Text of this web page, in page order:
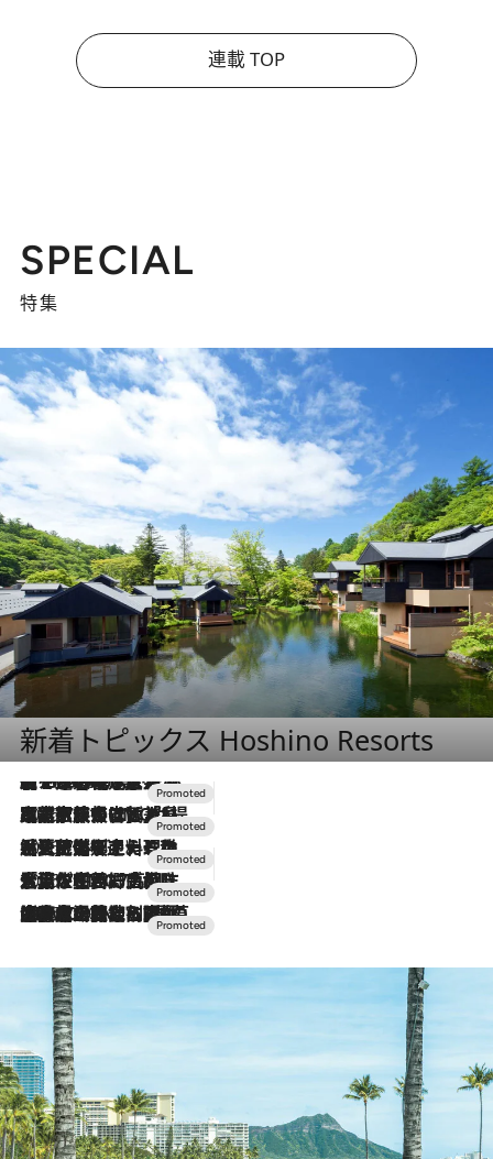
連載 TOP
SPECIAL
特集
新着トピックス Hoshino Resorts
2026.8.7
【トンボの足水浴】ヒノキの香りに包まれて涼感マックス！約13℃の湧水かけ流しを避暑地「星野温泉 トンボの湯」で体験
2026.7.31
【ホテル帰省】という選択肢をOMOが提案。家族とほどよい距離を保つには「昼は実家、夜は気兼ねなくホテルで！」
2026.7.24
【夏限定ディナーコース】旬を迎える稚鮎や花ズッキーニなどをイタリア・トスカーナの郷土料理の手法で満喫！
2026.7.17
「土佐和ハーブかき氷」がOMO7高知に登場！生姜、山椒、大葉など目にも舌にも涼を呼ぶ郷土の味
2026.7.10
NEW OPEN！【界 草津】名湯の地に誕生。趣の異なる2種の温泉と上州ならではの会席・蕎麦割烹など美食を味わう究極の癒やし旅